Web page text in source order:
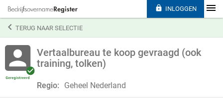
TERUG NAAR SELECTIE
Vertaalbureau te koop gevraagd (ook
training, tolken)
Regio: Geheel Nederland
 INLOGGEN